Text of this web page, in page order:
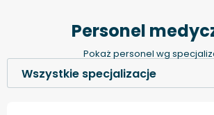
Personel
Pokaż personel wg